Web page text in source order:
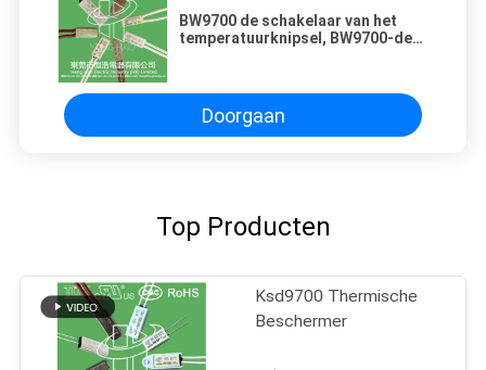
BW9700 de schakelaar van het
temperatuurknipsel, BW9700-de
Doorgaan
Top Producten
Ksd9700 Thermische
Beschermer